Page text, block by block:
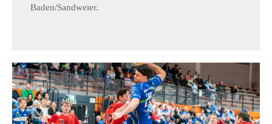
Baden/Sandweier.